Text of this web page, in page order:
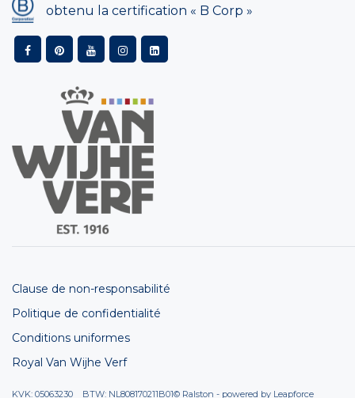
obtenu la certification « B Corp »
Clause de non-responsabilité
Politique de confidentialité
Conditions uniformes
Royal Van Wijhe Verf
KVK: 05063230 BTW: NL808170211B01© Ralston - powered by Leapforce